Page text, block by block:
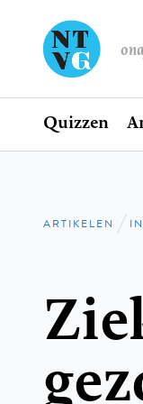
Home
Quizzen
ARTIKELEN